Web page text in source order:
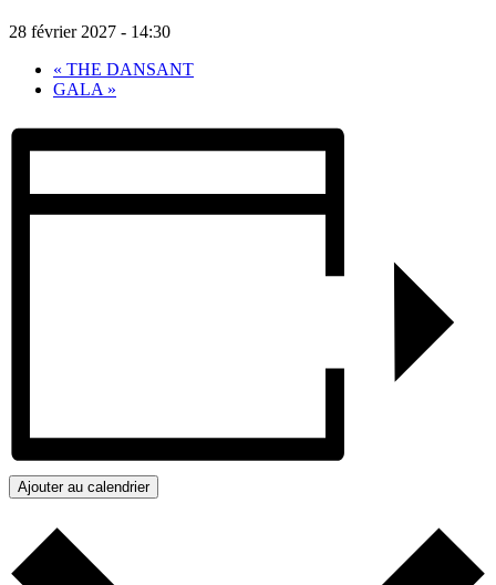
28 février 2027 - 14:30
« THE DANSANT
GALA »
Ajouter au calendrier